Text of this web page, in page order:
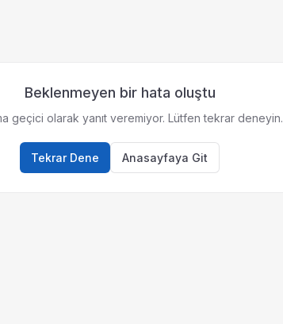
Beklenmeyen bir hata oluştu
geçici olarak yanıt veremiyor. Lütfen tekrar deneyin.
Tekrar Dene Anasayfaya Git